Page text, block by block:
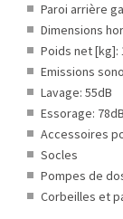
Paroi arrière
Dimensions
Poids net [kg]:
Emissions
Lavage: 55dB
Essorage: 78dB
Accessoires
Socles
Pompes de
Corbeilles et